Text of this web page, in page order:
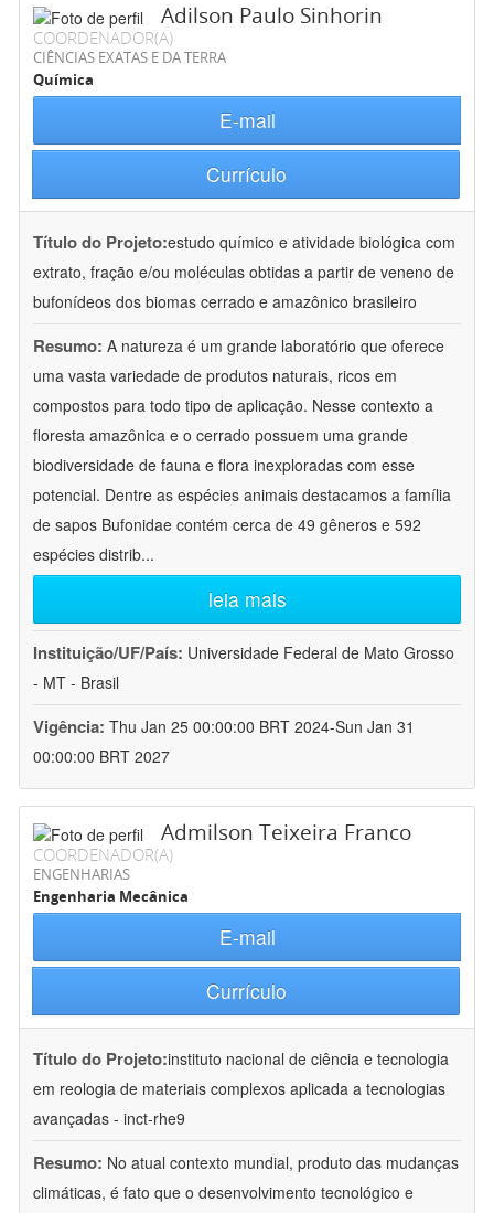
Adilson Paulo Sinhorin
COORDENADOR(A)
CIÊNCIAS EXATAS E DA TERRA
Química
E-mail
Currículo
Título do Projeto:estudo químico e atividade biológica com
extrato, fração e/ou moléculas obtidas a partir de veneno de
bufonídeos dos biomas cerrado e amazônico brasileiro
Resumo: A natureza é um grande laboratório que oferece
uma vasta variedade de produtos naturais, ricos em
compostos para todo tipo de aplicação. Nesse contexto a
floresta amazônica e o cerrado possuem uma grande
biodiversidade de fauna e flora inexploradas com esse
potencial. Dentre as espécies animais destacamos a família
de sapos Bufonidae contém cerca de 49 gêneros e 592
espécies distrib...
leia mais
Instituição/UF/País: Universidade Federal de Mato Grosso
- MT - Brasil
Vigência: Thu Jan 25 00:00:00 BRT 2024-Sun Jan 31
00:00:00 BRT 2027
Admilson Teixeira Franco
COORDENADOR(A)
ENGENHARIAS
Engenharia Mecânica
E-mail
Currículo
Título do Projeto:instituto nacional de ciência e tecnologia
em reologia de materiais complexos aplicada a tecnologias
avançadas - inct-rhe9
Resumo: No atual contexto mundial, produto das mudanças
climáticas, é fato que o desenvolvimento tecnológico e